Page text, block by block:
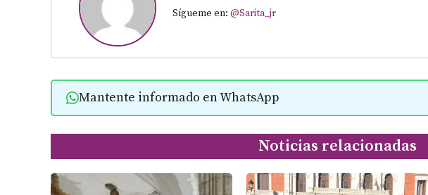
Sígueme en: @Sarita_jr
Mantente informado en WhatsApp
Noticias relacionadas